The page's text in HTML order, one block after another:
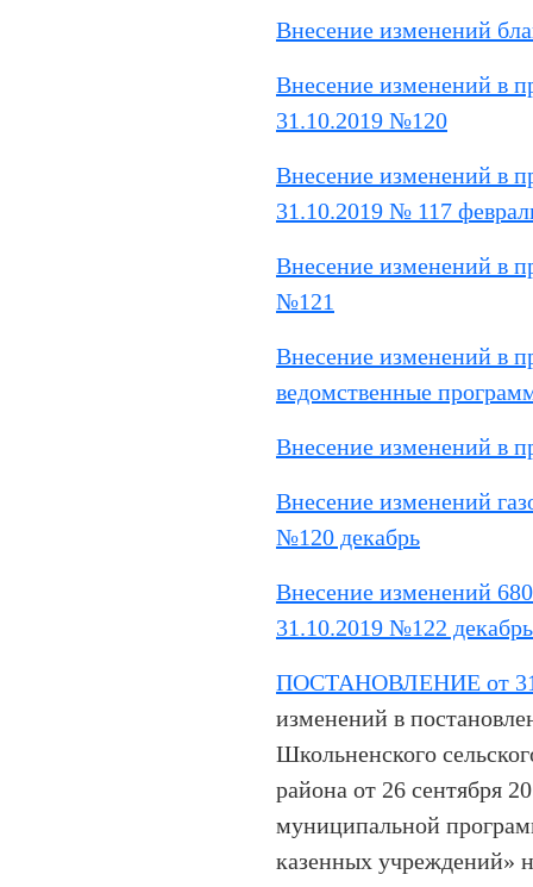
Внесение изменений
Внесение изменений в
31.10.2019 №120
Внесение изменений в
31.10.2019 № 117
Внесение изменений в
№121
Внесение изменений в
ведомственные
Внесение изменений в
Внесение изменений
№120 декабрь
Внесение изменений
31.10.2019 №122 декабрь
ПОСТАНОВЛЕНИЕ от
изменений в
Школьненского
района от 26 сентября
муниципальной
казенных учреждений»